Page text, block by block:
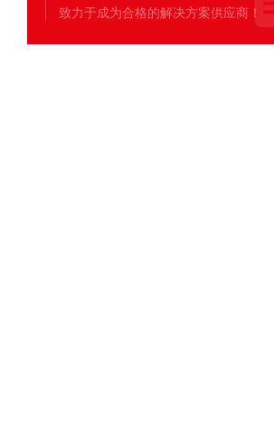
致力于成为合格的解决方案供应商！